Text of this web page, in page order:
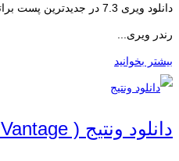
دانلود ویری 7.3 در
رندر ویری...
بیشتر بخوانید
دانلود ونتیج ( Vantage )